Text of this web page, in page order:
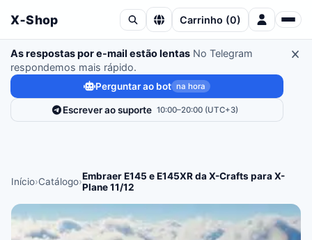
X‑Shop Carrinho (0)
As respostas por e-mail estão lentas No Telegram
respondemos mais rápido.
Perguntar ao bot na hora
Escrever ao suporte 10:00–20:00 (UTC+3)
Início›Catálogo›Embraer E145 e E145XR da X-Crafts para X-
Plane 11/12